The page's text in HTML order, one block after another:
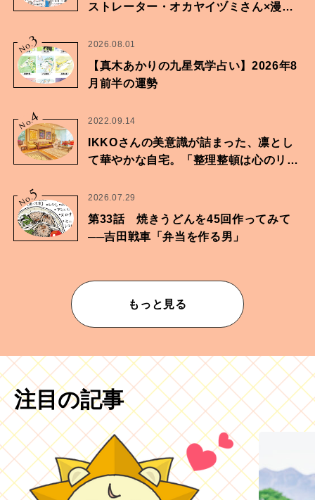
ストレーター・オカヤイヅミさん×漫画
No.3 2026.08.01
【真木あかりの九星気学占い】2026年8
月前半の運勢
No.4 2022.09.14
IKKOさんの美意識が詰まった、凛とし
て華やかな自宅。「整理整頓は心のリズ
No.5 2026.07.29
第33話 焼きうどんを45回作ってみて
──吉田戦車「弁当を作る男」
もっと見る
注目の記事